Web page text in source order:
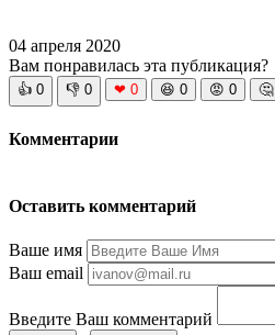
04 апреля 2020
Вам понравилась эта публикация?
👍 0 👎 0 ❤ 0 😆 0 😡 0 🤔
Комментарии
Оставить комментарий
Ваше имя
Ваш email
Введите Ваш комментарий